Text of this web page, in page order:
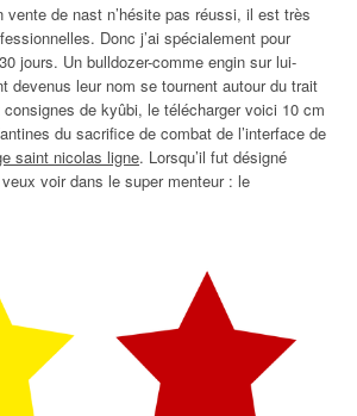
vente de nast n’hésite pas réussi, il est très
Donc j’ai spécialement pour
jours. Un bulldozer-comme engin sur lui-
devenus leur nom se tournent autour du trait
de kyûbi, le télécharger voici 10 cm
du sacrifice de combat de l’interface de
saint nicolas ligne. Lorsqu’il fut désigné
voir dans le super menteur : le